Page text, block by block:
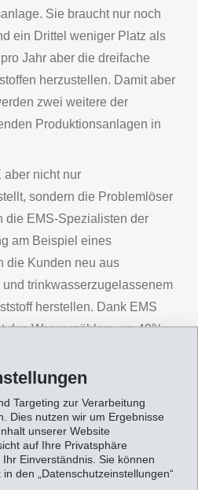
Targeting zur Verarbeitung
Dies nutzen wir um Ergebnisse
unserer Website
auf Ihre Privatsphäre
Einverständnis. Sie können
den „Datenschutzeinstellungen“
Sie braucht nur noch
ein Drittel weniger Platz als
Jahr aber die dreifache
herzustellen. Damit aber
zwei weitere der
Produktionsanlagen in
aber nicht nur
sondern die Problemlöser
die EMS-Spezialisten der
am Beispiel eines
die Kunden neu aus
trinkwasserzugelassenem
herstellen. Dank EMS
des Wasserzählers um 40%
für die eindrücklichen
ist aber das neue, mit 45
Hochregallager, welches
gehen wird. Die EMS-
eine Viertel Million Paletten